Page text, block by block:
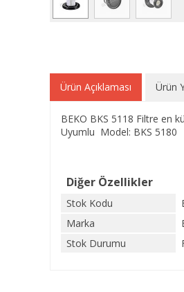
Ürün Açıklaması Ürün
BEKO BKS 5118 Filtre en
Uyumlu Model: BKS 5180
Diğer Özellikler
Stok Kodu
Marka
Stok Durumu